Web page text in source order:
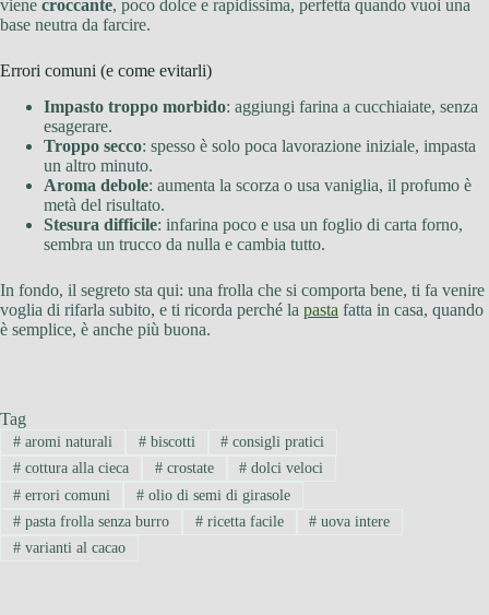
viene croccante, poco dolce e rapidissima, perfetta quando vuoi una
base neutra da farcire.
Errori comuni (e come evitarli)
Impasto troppo morbido: aggiungi farina a cucchiaiate, senza
esagerare.
Troppo secco: spesso è solo poca lavorazione iniziale, impasta
un altro minuto.
Aroma debole: aumenta la scorza o usa vaniglia, il profumo è
metà del risultato.
Stesura difficile: infarina poco e usa un foglio di carta forno,
sembra un trucco da nulla e cambia tutto.
In fondo, il segreto sta qui: una frolla che si comporta bene, ti fa venire
voglia di rifarla subito, e ti ricorda perché la pasta fatta in casa, quando
è semplice, è anche più buona.
Tag
#aromi naturali #biscotti # consigli pratici
#cottura alla cieca #crostate # dolci veloci
#errori comuni #olio di semi di girasole
#pasta frolla senza burro #ricetta facile # uova intere
#varianti al cacao